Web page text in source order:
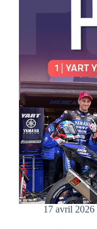
MOTOS
17 avril 2026